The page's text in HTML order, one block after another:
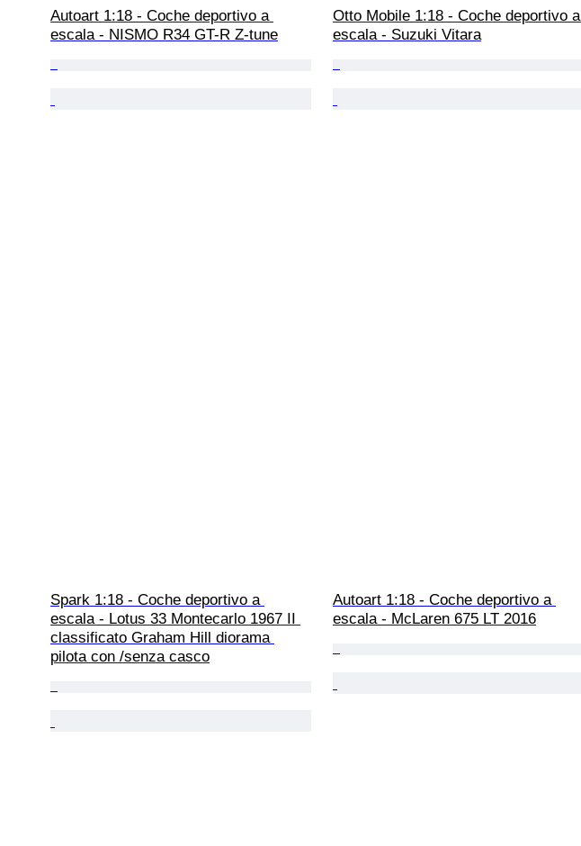
Autoart 1:18 - Coche deportivo a
escala - NISMO R34 GT-R Z-tune
Otto Mobile 1:18 - Coche deportivo a
escala - Suzuki Vitara
Spark 1:18 - Coche deportivo a
escala - Lotus 33 Montecarlo 1967 II
classificato Graham Hill diorama
pilota con /senza casco
Autoart 1:18 - Coche deportivo a
escala - McLaren 675 LT 2016